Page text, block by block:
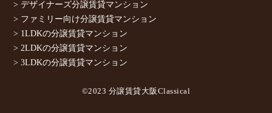
> デザイナーズ分譲賃貸マンション
> ファミリー向け分譲賃貸マンション
> 1LDKの分譲賃貸マンション
> 2LDKの分譲賃貸マンション
> 3LDKの分譲賃貸マンション
©2023 分譲賃貸大阪Classical